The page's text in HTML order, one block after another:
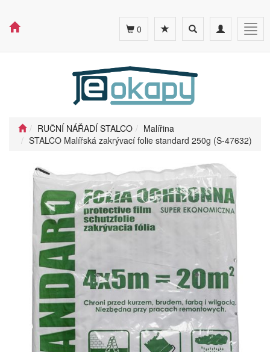
Toggle
navigation
Toggle
search
0
RUČNÍ NÁŘADÍ STALCO
Malířina
STALCO Malířská zakrývací folie standard 250g (S-47632)